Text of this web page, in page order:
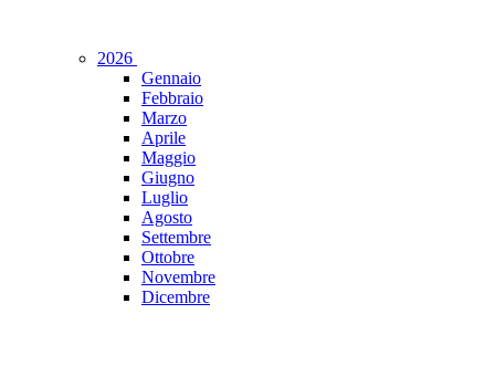
2026
Gennaio
Febbraio
Marzo
Aprile
Maggio
Giugno
Luglio
Agosto
Settembre
Ottobre
Novembre
Dicembre